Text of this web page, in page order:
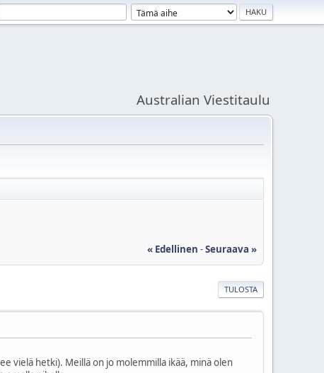
Australian Viestitaulu
« Edellinen -Seuraava »
TULOSTA
vielä hetki). Meillä on jo molemmilla ikää, minä olen